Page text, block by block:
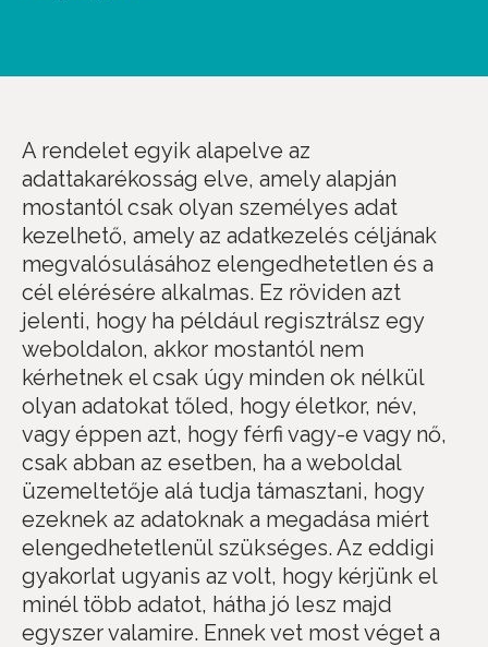
A rendelet egyik alapelve az
adattakarékosság elve, amely alapján
mostantól csak olyan személyes adat
kezelhető, amely az adatkezelés céljának
megvalósulásához elengedhetetlen és a
cél elérésére alkalmas. Ez röviden azt
jelenti, hogy ha például regisztrálsz egy
weboldalon, akkor mostantól nem
kérhetnek el csak úgy minden ok nélkül
olyan adatokat tőled, hogy életkor, név,
vagy éppen azt, hogy férfi vagy-e vagy nő,
csak abban az esetben, ha a weboldal
üzemeltetője alá tudja támasztani, hogy
ezeknek az adatoknak a megadása miért
elengedhetetlenül szükséges. Az eddigi
gyakorlat ugyanis az volt, hogy kérjünk el
minél több adatot, hátha jó lesz majd
egyszer valamire. Ennek vet most véget a